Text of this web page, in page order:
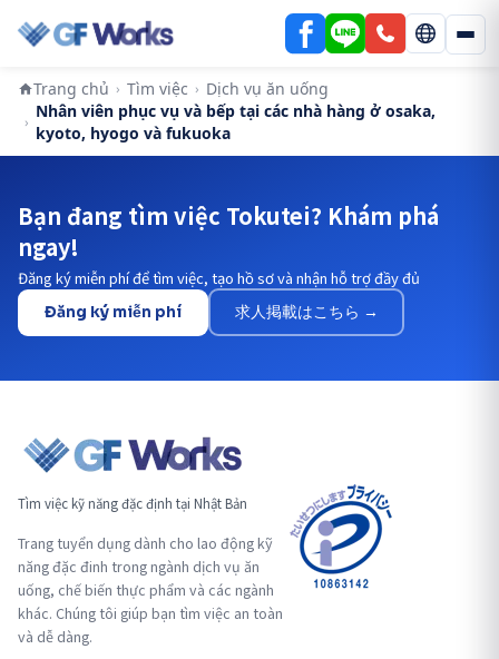
Trang chủ › Tìm việc › Dịch vụ ăn uống
›
Nhân viên phục vụ và bếp tại các nhà hàng ở osaka,
kyoto, hyogo và fukuoka
Bạn đang tìm việc Tokutei? Khám phá
ngay!
Đăng ký miễn phí để tìm việc, tạo hồ sơ và nhận hỗ trợ đầy đủ
Đăng ký miễn phí 求人掲載はこちら →
Tìm việc kỹ năng đặc định tại Nhật Bản
Trang tuyển dụng dành cho lao động kỹ
năng đặc đinh trong ngành dịch vụ ăn
uống, chế biến thực phẩm và các ngành
khác. Chúng tôi giúp bạn tìm việc an toàn
và dễ dàng.